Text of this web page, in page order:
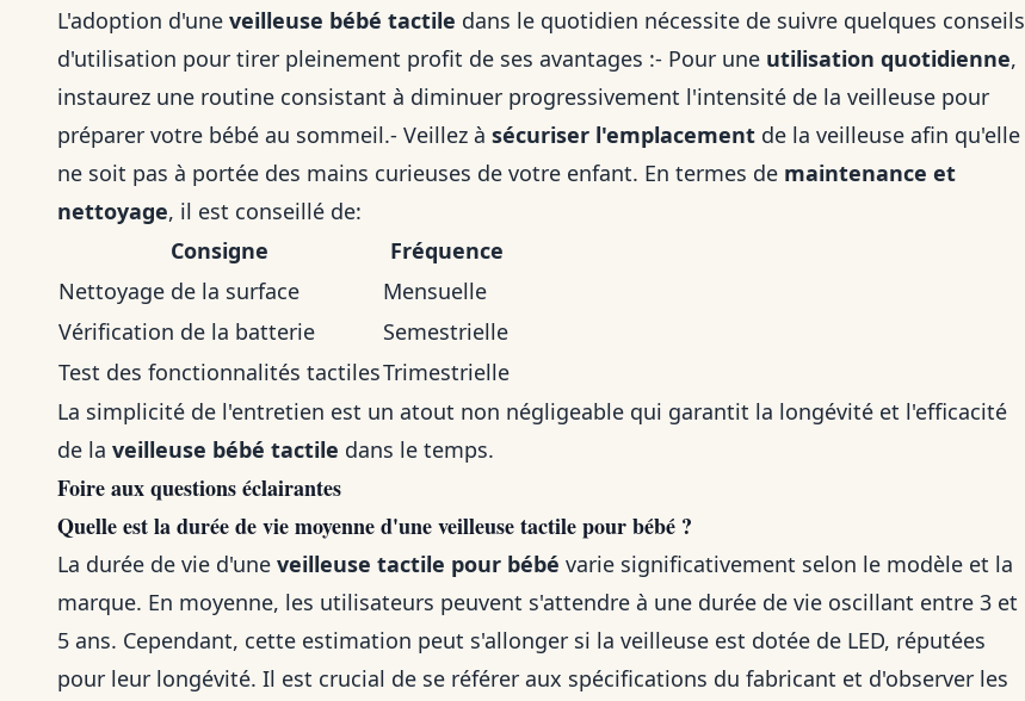
L'adoption d'une veilleuse bébé tactile dans le quotidien nécessite de suivre quelques conseils
d'utilisation pour tirer pleinement profit de ses avantages :- Pour une utilisation quotidienne,
instaurez une routine consistant à diminuer progressivement l'intensité de la veilleuse pour
préparer votre bébé au sommeil.- Veillez à sécuriser l'emplacement de la veilleuse afin qu'elle
ne soit pas à portée des mains curieuses de votre enfant. En termes de maintenance et
nettoyage, il est conseillé de:
Consigne
Fréquence
Nettoyage de la surface
Mensuelle
Vérification de la batterie
Semestrielle
Test des fonctionnalités tactilesTrimestrielle
La simplicité de l'entretien est un atout non négligeable qui garantit la longévité et l'efficacité
de la veilleuse bébé tactile dans le temps.
Foire aux questions éclairantes
Quelle est la durée de vie moyenne d'une veilleuse tactile pour bébé ?
La durée de vie d'une veilleuse tactile pour bébé varie significativement selon le modèle et la
marque. En moyenne, les utilisateurs peuvent s'attendre à une durée de vie oscillant entre 3 et
5 ans. Cependant, cette estimation peut s'allonger si la veilleuse est dotée de LED, réputées
pour leur longévité. Il est crucial de se référer aux spécifications du fabricant et d'observer les